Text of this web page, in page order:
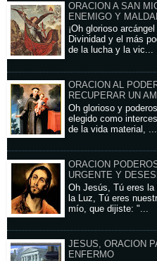
ORACION A SAN
ENEMIGO Y
¡Oh glorioso
Divinidad y el más
de la lucha y la vic...
ORACION AL
RECUPERAR UN
Oh glorioso y
elegido como
de la vida material, ...
ORACION
URGENTE Y
Oh Jesús, Tú eres la
la Luz, Tú eres
mío, que dijiste: "...
JESUS, ORACION
ENFERMO